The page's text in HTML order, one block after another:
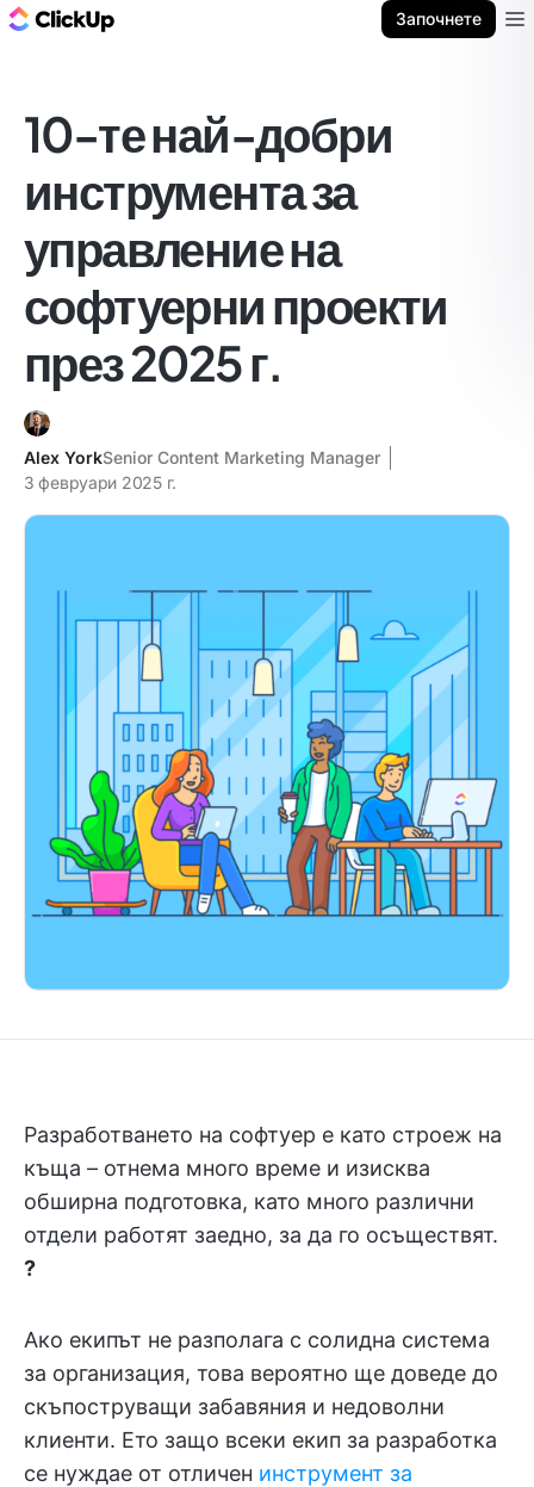
Започнете
10-те най-добри
инструмента за
управление на
софтуерни проекти
през 2025 г.
Alex YorkSenior Content Marketing Manager
3 февруари 2025 г.
Разработването на софтуер е като строеж на
къща – отнема много време и изисква
обширна подготовка, като много различни
отдели работят заедно, за да го осъществят.
?️
Ако екипът не разполага с солидна система
за организация, това вероятно ще доведе до
скъпоструващи забавяния и недоволни
клиенти. Ето защо всеки екип за разработка
се нуждае от отличен инструмент за